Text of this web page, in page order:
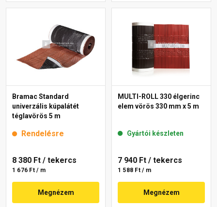
Bramac Standard
univerzális kúpalátét
téglavörös 5 m
Rendelésre
8 380 Ft / tekercs
1 676 Ft / m
Megnézem
MULTI-ROLL 330 élgerinc
elem vörös 330 mm x 5 m
Gyártói készleten
7 940 Ft / tekercs
1 588 Ft / m
Megnézem